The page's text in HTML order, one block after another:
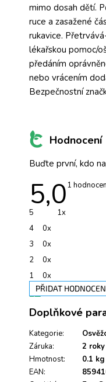
mimo dosah dětí.
ruce a zasažené
rukavice.
lékařskou pomoc/
předáním
nebo vrácením
Bezpečnostní
Hodnocení
Buďte první, kdo
5,0Průměrné
1
5
1x
4
0x
3
0x
2
0x
1
0x
PŘIDAT
ý
i
s
h
d
Doplňkové
Kategorie:
Záruka:
2 roky
Hmotnost:
0.1 kg
EAN: